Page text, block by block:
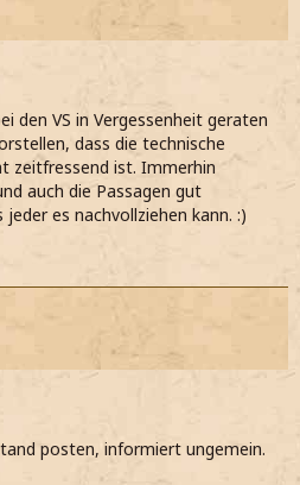
den VS in Vergessenheit geraten
dass die technische
zeitfressend ist. Immerhin
auch die Passagen gut
es nachvollziehen kann. :)
posten, informiert ungemein.